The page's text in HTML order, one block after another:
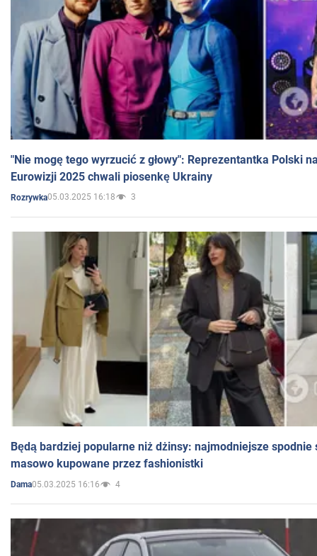
"Nie mogę tego wyrzucić z głowy": Reprezentantka Polski
Eurowizji 2025 chwali piosenkę Ukrainy
Rozrywka05.03.2025 16:18 3
Będą bardziej popularne niż dżinsy: najmodniejsze spodnie
masowo kupowane przez fashionistki
Dama05.03.2025 16:16 4